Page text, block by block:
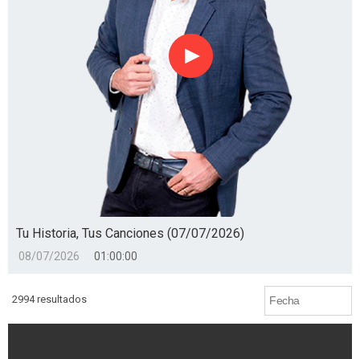
Reproducir
Tu Historia, Tus Canciones (07/07/2026)
08/07/2026 01:00:00
2994 resultados